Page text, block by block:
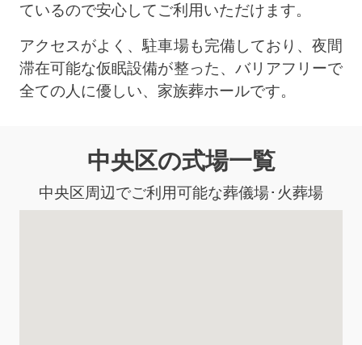
ているので安心してご利用いただけます。
アクセスがよく、駐車場も完備しており、夜間
滞在可能な仮眠設備が整った、バリアフリーで
全ての人に優しい、家族葬ホールです。
中央区の式場一覧
中央区周辺でご利用可能な葬儀場･火葬場